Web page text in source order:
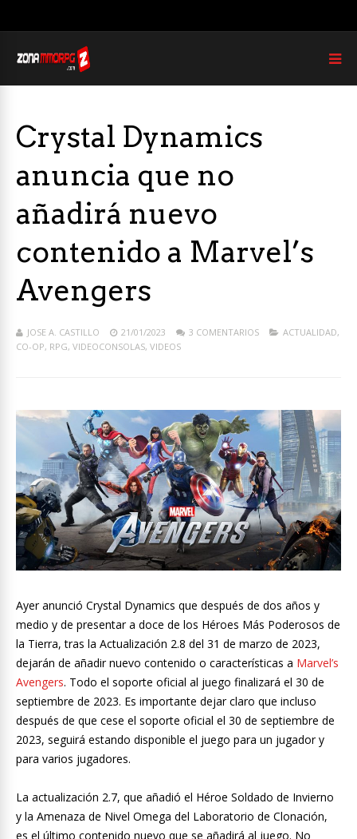
Crystal Dynamics
anuncia que no
añadirá nuevo
contenido a Marvel’s
Avengers
JOSE A. CASTILLO 21/01/2023 3 COMENTARIOS ACTUALIDAD,
CO-OP, RPG, VIDEOCONSOLAS, VIDEOS
Ayer anunció Crystal Dynamics que después de dos años y
medio y de presentar a doce de los Héroes Más Poderosos de
la Tierra, tras la Actualización 2.8 del 31 de marzo de 2023,
dejarán de añadir nuevo contenido o características a Marvel’s
Avengers. Todo el soporte oficial al juego finalizará el 30 de
septiembre de 2023. Es importante dejar claro que incluso
después de que cese el soporte oficial el 30 de septiembre de
2023, seguirá estando disponible el juego para un jugador y
para varios jugadores.
La actualización 2.7, que añadió el Héroe Soldado de Invierno
y la Amenaza de Nivel Omega del Laboratorio de Clonación,
es el último contenido nuevo que se añadirá al juego. No